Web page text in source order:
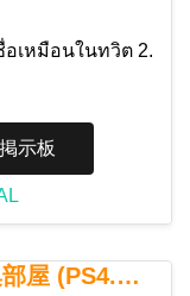
เหมือนในทวิต 2.
示板
屋 (PS4.…